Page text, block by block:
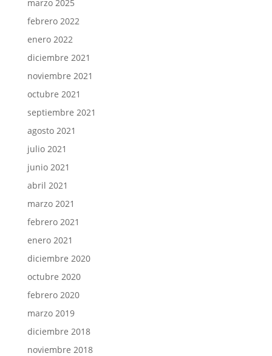
marzo 2025
febrero 2022
enero 2022
diciembre 2021
noviembre 2021
octubre 2021
septiembre 2021
agosto 2021
julio 2021
junio 2021
abril 2021
marzo 2021
febrero 2021
enero 2021
diciembre 2020
octubre 2020
febrero 2020
marzo 2019
diciembre 2018
noviembre 2018